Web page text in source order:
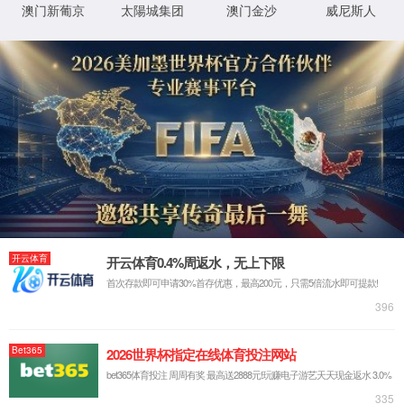
眰锛屽苟鏌ョ湅鏄摢涓ā鍧楀湪璋冪敤 SetStatus銆傛湁鍏充负澶辫
触鐨勮姹傚垱寤鸿窡韪鍒欑殑璇︾粏淇℃伅锛岃鍗曞嚮姝ゅ銆
璇︾粏閿欒淇℃伅:
妯″潡 IIS Web Core
閫氱煡 MapRequestHan
dler
澶勭悊
绋嬪簭
StaticFile
閿欒
浠ｇ爜
0x80070002
璇锋眰
鐨 URL
http://www.yingshangcar.cn:80/Produ
cts_list/962029451993563136-0-6.html
鐗╃悊璺
緞
D:\wwwroot\yingshangcar\wwwroot\P
roducts_list\962029451993563136-0-6.
html
鐧诲綍
鏂规硶
鍖垮悕
鐧诲綍 鍖垮悕
鎴栫洰褰曞苟閲嶆柊灏濊瘯璇锋眰銆
鏌ョ湅璇︾粏淇℃伅 »